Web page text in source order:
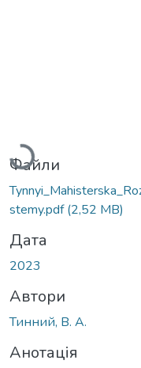
Вантажиться...
Файли
stemy.pdf(2,52 MB)
Дата
2023
Автори
Тинний, В. А.
Анотація